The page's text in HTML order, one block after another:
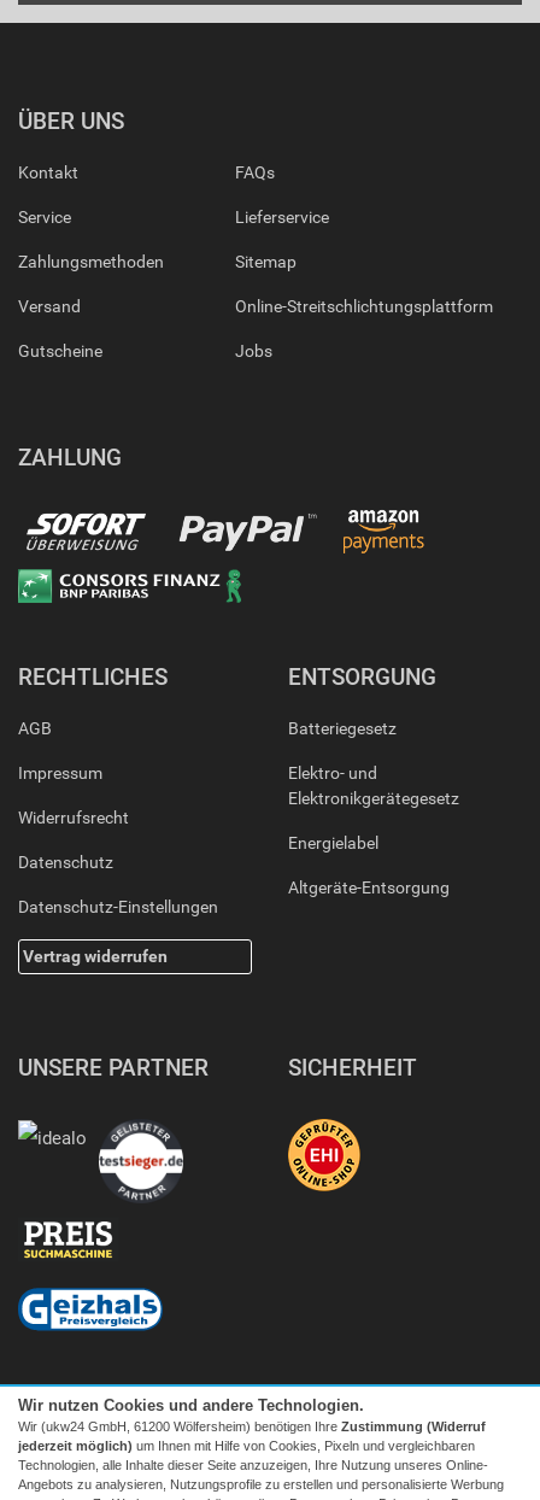
ÜBER UNS
Kontakt
Service
Zahlungsmethoden
Versand
Gutscheine
FAQs
Lieferservice
Sitemap
Online-Streitschlichtungsplattform
Jobs
ZAHLUNG
RECHTLICHES
AGB
Impressum
Widerrufsrecht
Datenschutz
Datenschutz-Einstellungen
Vertrag widerrufen
ENTSORGUNG
Batteriegesetz
Elektro- und
Elektronikgerätegesetz
Energielabel
Altgeräte-Entsorgung
UNSERE PARTNER SICHERHEIT
Wir nutzen Cookies und andere Technologien.
Wir (ukw24 GmbH, 61200 Wölfersheim) benötigen Ihre Zustimmung (Widerruf
jederzeit möglich) um Ihnen mit Hilfe von Cookies, Pixeln und vergleichbaren
Technologien, alle Inhalte dieser Seite anzuzeigen, Ihre Nutzung unseres Online-
Angebots zu analysieren, Nutzungsprofile zu erstellen und personalisierte Werbung